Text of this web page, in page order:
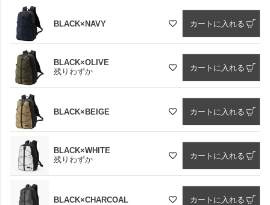
BLACK×NAVY カートに入れる
BLACK×OLIVE
残りわずか
カートに入れる
BLACK×BEIGE カートに入れる
BLACK×WHITE
残りわずか
カートに入れる
BLACK×CHARCOAL カートに入れる